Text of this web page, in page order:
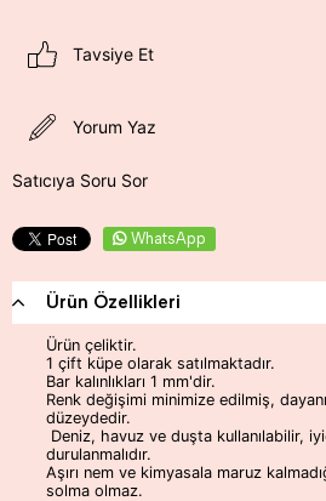
Tavsiye Et
Yorum Yaz
Satıcıya Soru Sor
WhatsApp
Ürün Özellikleri
Ürün çeliktir.
1 çift küpe olarak satılmaktadır.
Bar kalınlıkları 1 mm'dir.
Renk değişimi minimize edilmiş,
düzeydedir.
Deniz, havuz ve duşta kullanılabilir,
durulanmalıdır.
Aşırı nem ve kimyasala maruz
solma olmaz.